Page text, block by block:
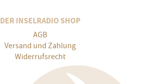
DER INSELRADIO SHOP
AGB
Versand und Zahlung
Widerrufsrecht